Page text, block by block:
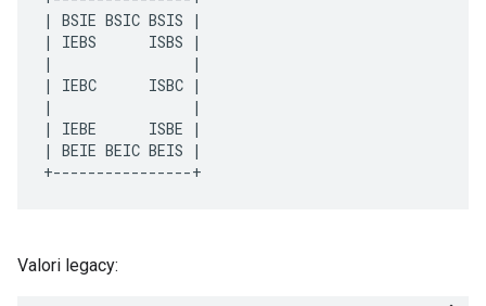
| BSIE BSIC BSIS |
| IEBS      ISBS |
|                |
| IEBC      ISBC |
|                |
| IEBE      ISBE |
| BEIE BEIC BEIS |
+----------------+
Valori legacy: